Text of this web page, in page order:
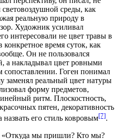
световоздушной среды, как
реальную природу в
Художник усиливал
интересовали не цвет травы в
время суток, как
Он не пользовался
а накладывал цвет ровными
сопоставлении. Гоген понимал
заменял реальный цвет натуры
форму предметов,
ритм. Плоскостность,
пятен, декоративность
назвать его стиль ковровым[7].
мы пришли? Кто мы?